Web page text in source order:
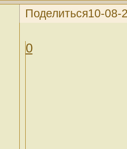
Поделиться10-08-
0